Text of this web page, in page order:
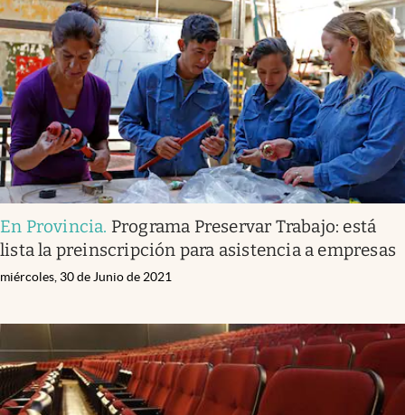
En Provincia. Programa Preservar Trabajo: está
lista la preinscripción para asistencia a empresas
miércoles, 30 de Junio de 2021